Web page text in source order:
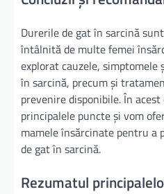
Durerile de gat în sarcină
întâlnită de multe femei
explorat cauzele,
în sarcină, precum și
prevenire disponibile. În
principalele puncte și vom
mamele însărcinate pentru a
de gat în sarcină.
Rezumatul